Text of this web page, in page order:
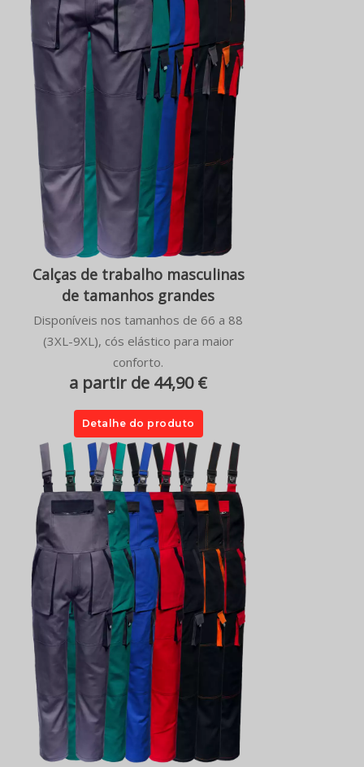
Calças de trabalho masculinas
de tamanhos grandes
Disponíveis nos tamanhos de 66 a 88
(3XL-9XL), cós elástico para maior
conforto.
a partir de 44,90 €
Detalhe do produto